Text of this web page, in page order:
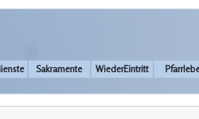
Sakramente WiederEintritt